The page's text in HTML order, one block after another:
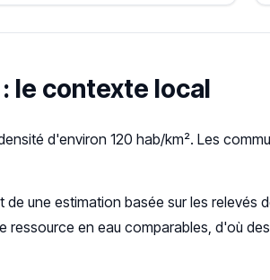
le contexte local
d'environ 120 hab/km². Les
de une estimation basée sur les relevés
en eau comparables, d'où